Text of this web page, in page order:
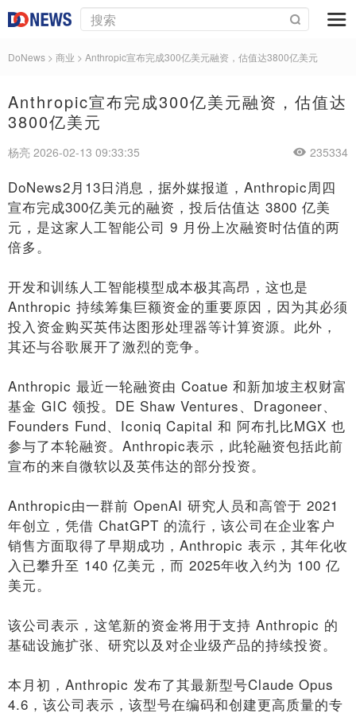
DoNews > 商业 > Anthropic宣布完成300亿美元融资，估值达3800亿美元
Anthropic宣布完成300亿美元融资，估值达
3800亿美元
杨亮 2026-02-13 09:33:35 235334
DoNews2月13日消息，据外媒报道，Anthropic周四
宣布完成300亿美元的融资，投后估值达 3800 亿美
元，是这家人工智能公司 9 月份上次融资时估值的两
倍多。
开发和训练人工智能模型成本极其高昂，这也是
Anthropic 持续筹集巨额资金的重要原因，因为其必须
投入资金购买英伟达图形处理器等计算资源。此外，
其还与谷歌展开了激烈的竞争。
Anthropic 最近一轮融资由 Coatue 和新加坡主权财富
基金 GIC 领投。DE Shaw Ventures、Dragoneer、
Founders Fund、Iconiq Capital 和 阿布扎比MGX 也
参与了本轮融资。Anthropic表示，此轮融资包括此前
宣布的来自微软以及英伟达的部分投资。
Anthropic由一群前 OpenAI 研究人员和高管于 2021
年创立，凭借 ChatGPT 的流行，该公司在企业客户
销售方面取得了早期成功，Anthropic 表示，其年化收
入已攀升至 140 亿美元，而 2025年收入约为 100 亿
美元。
该公司表示，这笔新的资金将用于支持 Anthropic 的
基础设施扩张、研究以及对企业级产品的持续投资。
本月初，Anthropic 发布了其最新型号Claude Opus
4.6，该公司表示，该型号在编码和创建更高质量的专